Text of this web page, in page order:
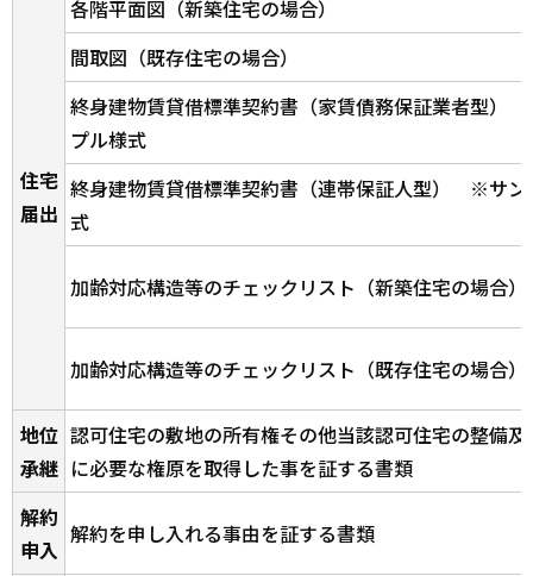
住宅
届出
各階平面図（新築住宅の場合）
間取図（既存住宅の場合）
終身建物賃貸借標準契約書（家賃債務保証業者型
プル様式
終身建物賃貸借標準契約書（連帯保証人型） ※サン
式
加齢対応構造等のチェックリスト（新築住宅の場合）
加齢対応構造等のチェックリスト（既存住宅の場合）
地位
承継
認可住宅の敷地の所有権その他当該認可住宅の整備及
に必要な権原を取得した事を証する書類
解約
申入
解約を申し入れる事由を証する書類